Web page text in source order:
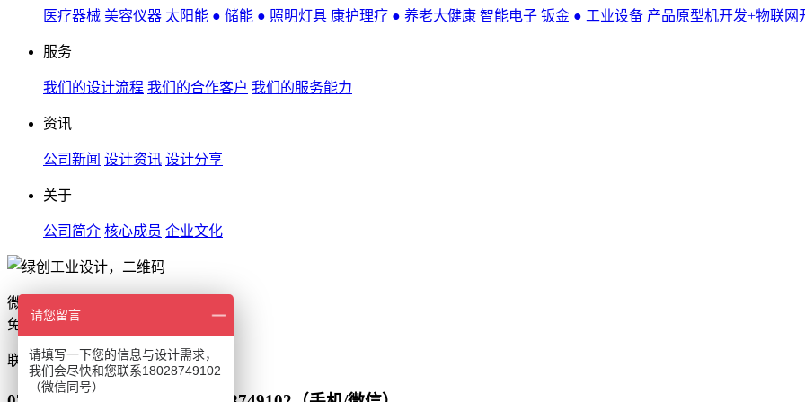
医疗器械 美容仪器 太阳能 ● 储能 ● 照明灯具 康护理疗 ● 养老大健康 智能电子 钣金 ● 工业设备 产品原型机开发+物联网
服务
我们的设计流程 我们的合作客户 我们的服务能力
资讯
公司新闻 设计资讯 设计分享
关于
公司简介 核心成员 企业文化
微信扫一扫
免费获取设计报价
联系
请您留言
请填写一下您的信息与设计需求，
我们会尽快和您联系18028749102
（微信同号）